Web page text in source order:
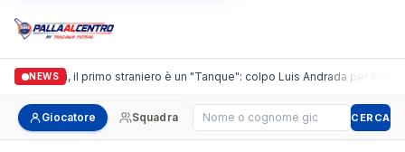
NEWS
Casalguidi, il primo straniero è un "Tanque": colpo Luis Andrada per il
Giocatore Squadra Cerca giocatore CERCA